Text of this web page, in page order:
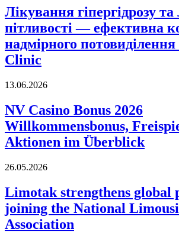
Лікування гіпергідрозу
пітливості — ефективна
надмірного
Clinic
13.06.2026
NV Casino Bonus 2026
Willkommensbonus,
Aktionen im Überblick
26.05.2026
Limotak strengthens global
joining the National
Association